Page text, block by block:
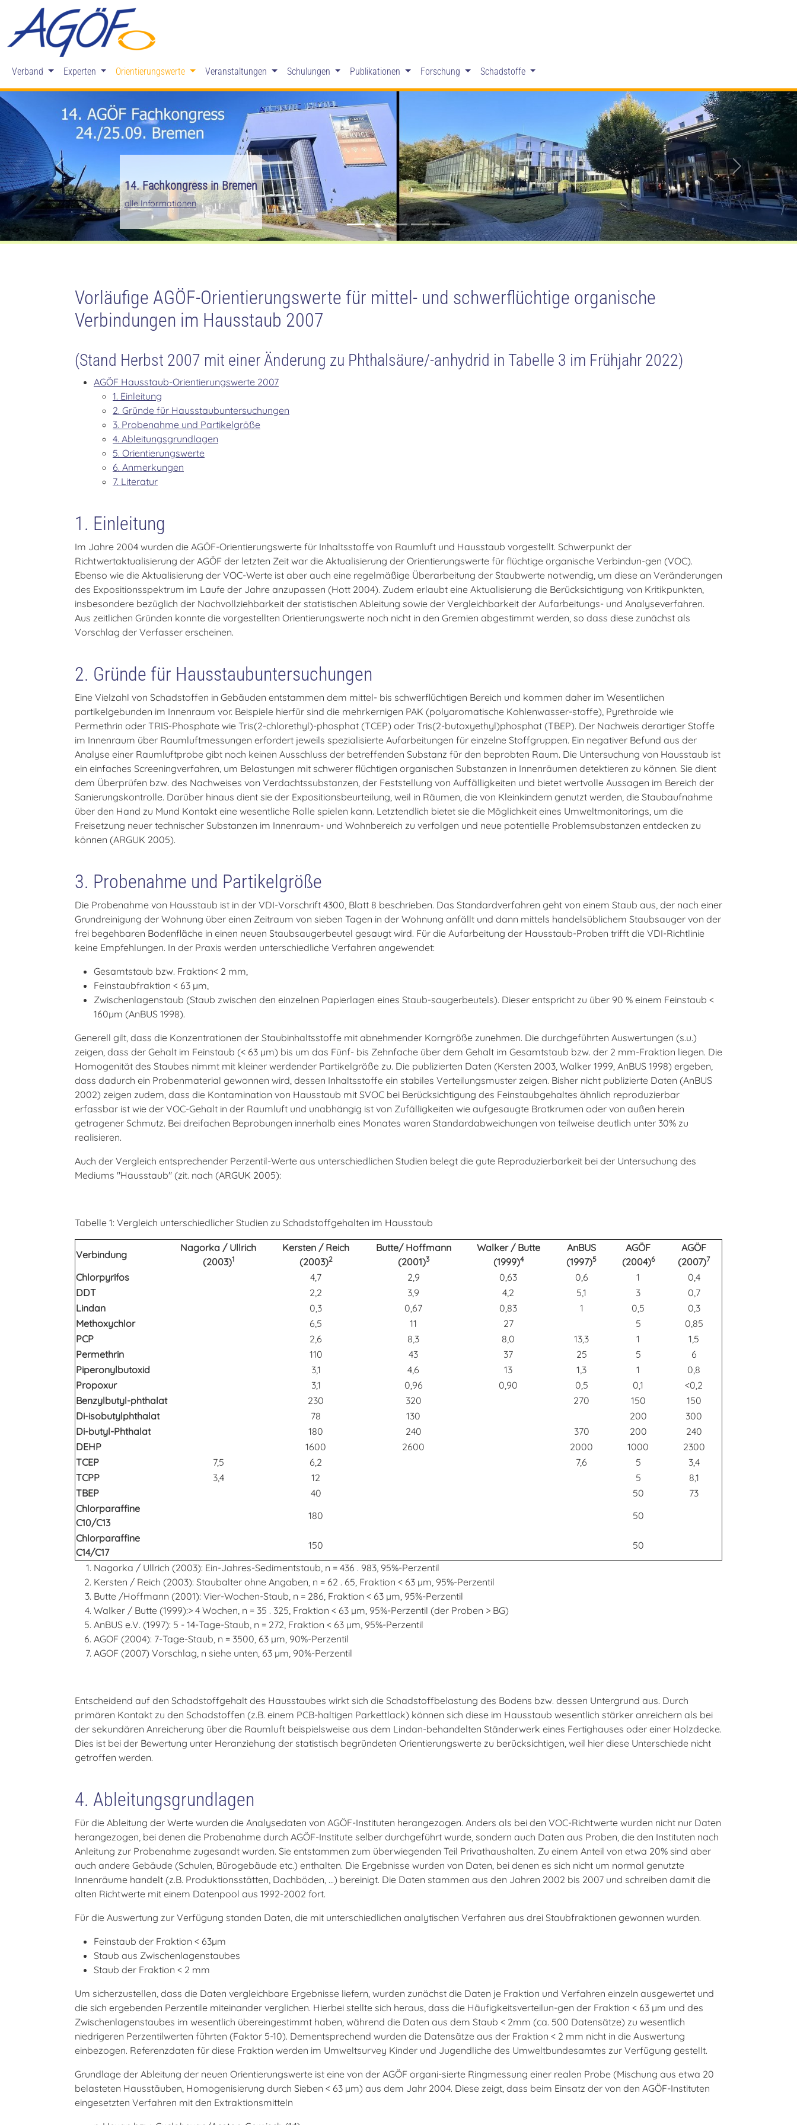
Verband Experten Orientierungswerte Veranstaltungen Schulungen Publikationen Forschung Schadstoffe
Mitglied werden in der AGÖF
Mehr
Zurück Vorwärts
Vorläufige AGÖF-Orientierungswerte für mittel- und schwerflüchtige organische
Verbindungen im Hausstaub 2007
(Stand Herbst 2007 mit einer Änderung zu Phthalsäure/-anhydrid in Tabelle 3 im Frühjahr 2022)
AGÖF Hausstaub-Orientierungswerte 2007
1. Einleitung
2. Gründe für Hausstaubuntersuchungen
3. Probenahme und Partikelgröße
4. Ableitungsgrundlagen
5. Orientierungswerte
6. Anmerkungen
7. Literatur
1. Einleitung
Im Jahre 2004 wurden die AGÖF-Orientierungswerte für Inhaltsstoffe von Raumluft und Hausstaub vorgestellt. Schwerpunkt der
Richtwertaktualisierung der AGÖF der letzten Zeit war die Aktualisierung der Orientierungswerte für flüchtige organische Verbindun-gen (VOC).
Ebenso wie die Aktualisierung der VOC-Werte ist aber auch eine regelmäßige Überarbeitung der Staubwerte notwendig, um diese an Veränderungen
des Expositionsspektrum im Laufe der Jahre anzupassen (Hott 2004). Zudem erlaubt eine Aktualisierung die Berücksichtigung von Kritikpunkten,
insbesondere bezüglich der Nachvollziehbarkeit der statistischen Ableitung sowie der Vergleichbarkeit der Aufarbeitungs- und Analyseverfahren.
Aus zeitlichen Gründen konnte die vorgestellten Orientierungswerte noch nicht in den Gremien abgestimmt werden, so dass diese zunächst als
Vorschlag der Verfasser erscheinen.
2. Gründe für Hausstaubuntersuchungen
Eine Vielzahl von Schadstoffen in Gebäuden entstammen dem mittel- bis schwerflüchtigen Bereich und kommen daher im Wesentlichen
partikelgebunden im Innenraum vor. Beispiele hierfür sind die mehrkernigen PAK (polyaromatische Kohlenwasser-stoffe), Pyrethroide wie
Permethrin oder TRIS-Phosphate wie Tris(2-chlorethyl)-phosphat (TCEP) oder Tris(2-butoxyethyl)phosphat (TBEP). Der Nachweis derartiger Stoffe
im Innenraum über Raumluftmessungen erfordert jeweils spezialisierte Aufarbeitungen für einzelne Stoffgruppen. Ein negativer Befund aus der
Analyse einer Raumluftprobe gibt noch keinen Ausschluss der betreffenden Substanz für den beprobten Raum. Die Untersuchung von Hausstaub ist
ein einfaches Screeningverfahren, um Belastungen mit schwerer flüchtigen organischen Substanzen in Innenräumen detektieren zu können. Sie dient
dem Überprüfen bzw. des Nachweises von Verdachtssubstanzen, der Feststellung von Auffälligkeiten und bietet wertvolle Aussagen im Bereich der
Sanierungskontrolle. Darüber hinaus dient sie der Expositionsbeurteilung, weil in Räumen, die von Kleinkindern genutzt werden, die Staubaufnahme
über den Hand zu Mund Kontakt eine wesentliche Rolle spielen kann. Letztendlich bietet sie die Möglichkeit eines Umweltmonitorings, um die
Freisetzung neuer technischer Substanzen im Innenraum- und Wohnbereich zu verfolgen und neue potentielle Problemsubstanzen entdecken zu
können (ARGUK 2005).
3. Probenahme und Partikelgröße
Die Probenahme von Hausstaub ist in der VDI-Vorschrift 4300, Blatt 8 beschrieben. Das Standardverfahren geht von einem Staub aus, der nach einer
Grundreinigung der Wohnung über einen Zeitraum von sieben Tagen in der Wohnung anfällt und dann mittels handelsüblichem Staubsauger von der
frei begehbaren Bodenfläche in einen neuen Staubsaugerbeutel gesaugt wird. Für die Aufarbeitung der Hausstaub-Proben trifft die VDI-Richtlinie
keine Empfehlungen. In der Praxis werden unterschiedliche Verfahren angewendet:
Gesamtstaub bzw. Fraktion< 2 mm,
Feinstaubfraktion < 63 µm,
Zwischenlagenstaub (Staub zwischen den einzelnen Papierlagen eines Staub-saugerbeutels). Dieser entspricht zu über 90 % einem Feinstaub <
160µm (AnBUS 1998).
Generell gilt, dass die Konzentrationen der Staubinhaltsstoffe mit abnehmender Korngröße zunehmen. Die durchgeführten Auswertungen (s.u.)
zeigen, dass der Gehalt im Feinstaub (< 63 µm) bis um das Fünf- bis Zehnfache über dem Gehalt im Gesamtstaub bzw. der 2 mm-Fraktion liegen. Die
Homogenität des Staubes nimmt mit kleiner werdender Partikelgröße zu. Die publizierten Daten (Kersten 2003, Walker 1999, AnBUS 1998) ergeben,
dass dadurch ein Probenmaterial gewonnen wird, dessen Inhaltsstoffe ein stabiles Verteilungsmuster zeigen. Bisher nicht publizierte Daten (AnBUS
2002) zeigen zudem, dass die Kontamination von Hausstaub mit SVOC bei Berücksichtigung des Feinstaubgehaltes ähnlich reproduzierbar
erfassbar ist wie der VOC-Gehalt in der Raumluft und unabhängig ist von Zufälligkeiten wie aufgesaugte Brotkrumen oder von außen herein
getragener Schmutz. Bei dreifachen Beprobungen innerhalb eines Monates waren Standardabweichungen von teilweise deutlich unter 30% zu
realisieren.
Auch der Vergleich entsprechender Perzentil-Werte aus unterschiedlichen Studien belegt die gute Reproduzierbarkeit bei der Untersuchung des
Mediums "Hausstaub" (zit. nach (ARGUK 2005):
Tabelle 1: Vergleich unterschiedlicher Studien zu Schadstoffgehalten im Hausstaub
Verbindung
Nagorka / Ullrich
(2003)1
Kersten / Reich
(2003)2
Butte/ Hoffmann
(2001)3
Walker / Butte
(1999)4
AnBUS
(1997)5
AGÖF
(2004)6
AGÖF
(2007)7
Chlorpyrifos 4,7 2,9 0,63 0,6 1
0,4
DDT
2,2 3,9 4,2 5,1 3
0,7
Lindan
0,3 0,67 0,83 1 0,5
0,3
Methoxychlor
6,5 11 27 5
0,85
PCP
2,6 8,3 8,0 13,3 1
1,5
Permethrin
110 43 37 25 5
6
Piperonylbutoxid
3,1 4,6 13 1,3 1
0,8
Propoxur
3,1 0,96 0,90 0,5 0,1
<0,2
Benzylbutyl-phthalat
230 320 270 150
150
Di-isobutylphthalat
78 130 200
300
Di-butyl-Phthalat
180 240 370 200
240
DEHP
1600 2600 2000 1000
2300
TCEP
7,5 6,2 7,6 5
3,4
TCPP
3,4 12 5
8,1
TBEP
40 50
73
Chlorparaffine
C10/C13
180
50
Chlorparaffine
C14/C17
150
50
Nagorka / Ullrich (2003): Ein-Jahres-Sedimentstaub, n = 436 . 983, 95%-Perzentil
Kersten / Reich (2003): Staubalter ohne Angaben, n = 62 . 65, Fraktion < 63 µm, 95%-Perzentil
Butte /Hoffmann (2001): Vier-Wochen-Staub, n = 286, Fraktion < 63 µm, 95%-Perzentil
Walker / Butte (1999):> 4 Wochen, n = 35 . 325, Fraktion < 63 µm, 95%-Perzentil (der Proben > BG)
AnBUS e.V. (1997): 5 - 14-Tage-Staub, n = 272, Fraktion < 63 µm, 95%-Perzentil
AGOF (2004): 7-Tage-Staub, n = 3500, 63 µm, 90%-Perzentil
AGOF (2007) Vorschlag, n siehe unten, 63 µm, 90%-Perzentil
Entscheidend auf den Schadstoffgehalt des Hausstaubes wirkt sich die Schadstoffbelastung des Bodens bzw. dessen Untergrund aus. Durch
primären Kontakt zu den Schadstoffen (z.B. einem PCB-haltigen Parkettlack) können sich diese im Hausstaub wesentlich stärker anreichern als bei
der sekundären Anreicherung über die Raumluft beispielsweise aus dem Lindan-behandelten Ständerwerk eines Fertighauses oder einer Holzdecke.
Dies ist bei der Bewertung unter Heranziehung der statistisch begründeten Orientierungswerte zu berücksichtigen, weil hier diese Unterschiede nicht
getroffen werden.
4. Ableitungsgrundlagen
Für die Ableitung der Werte wurden die Analysedaten von AGÖF-Instituten herangezogen. Anders als bei den VOC-Richtwerte wurden nicht nur Daten
herangezogen, bei denen die Probenahme durch AGÖF-Institute selber durchgeführt wurde, sondern auch Daten aus Proben, die den Instituten nach
Anleitung zur Probenahme zugesandt wurden. Sie entstammen zum überwiegenden Teil Privathaushalten. Zu einem Anteil von etwa 20% sind aber
auch andere Gebäude (Schulen, Bürogebäude etc.) enthalten. Die Ergebnisse wurden von Daten, bei denen es sich nicht um normal genutzte
Innenräume handelt (z.B. Produktionsstätten, Dachböden, ...) bereinigt. Die Daten stammen aus den Jahren 2002 bis 2007 und schreiben damit die
alten Richtwerte mit einem Datenpool aus 1992-2002 fort.
Für die Auswertung zur Verfügung standen Daten, die mit unterschiedlichen analytischen Verfahren aus drei Staubfraktionen gewonnen wurden.
Feinstaub der Fraktion < 63µm
Staub aus Zwischenlagenstaubes
Staub der Fraktion < 2 mm
Um sicherzustellen, dass die Daten vergleichbare Ergebnisse liefern, wurden zunächst die Daten je Fraktion und Verfahren einzeln ausgewertet und
die sich ergebenden Perzentile miteinander verglichen. Hierbei stellte sich heraus, dass die Häufigkeitsverteilun-gen der Fraktion < 63 µm und des
Zwischenlagenstaubes im wesentlich übereingestimmt haben, während die Daten aus dem Staub < 2mm (ca. 500 Datensätze) zu wesentlich
niedrigeren Perzentilwerten führten (Faktor 5-10). Dementsprechend wurden die Datensätze aus der Fraktion < 2 mm nicht in die Auswertung
einbezogen. Referenzdaten für diese Fraktion werden im Umweltsurvey Kinder und Jugendliche des Umweltbundesamtes zur Verfügung gestellt.
Grundlage der Ableitung der neuen Orientierungswerte ist eine von der AGÖF organi-sierte Ringmessung einer realen Probe (Mischung aus etwa 20
belasteten Hausstäuben, Homogenisierung durch Sieben < 63 µm) aus dem Jahr 2004. Diese zeigt, dass beim Einsatz der von den AGÖF-Instituten
eingesetzten Verfahren mit den Extraktionsmitteln